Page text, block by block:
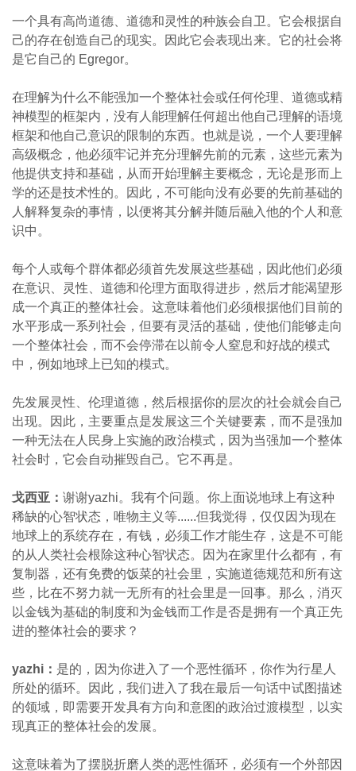
一个具有高尚道德、道德和灵性的种族会自卫。它会根据自
己的存在创造自己的现实。因此它会表现出来。它的社会将
是它自己的 Egregor。
在理解为什么不能强加一个整体社会或任何伦理、道德或精
神模型的框架内，没有人能理解任何超出他自己理解的语境
框架和他自己意识的限制的东西。也就是说，一个人要理解
高级概念，他必须牢记并充分理解先前的元素，这些元素为
他提供支持和基础，从而开始理解主要概念，无论是形而上
学的还是技术性的。因此，不可能向没有必要的先前基础的
人解释复杂的事情，以便将其分解并随后融入他的个人和意
识中。
每个人或每个群体都必须首先发展这些基础，因此他们必须
在意识、灵性、道德和伦理方面取得进步，然后才能渴望形
成一个真正的整体社会。这意味着他们必须根据他们目前的
水平形成一系列社会，但要有灵活的基础，使他们能够走向
一个整体社会，而不会停滞在以前令人窒息和好战的模式
中，例如地球上已知的模式。
先发展灵性、伦理道德，然后根据你的层次的社会就会自己
出现。因此，主要重点是发展这三个关键要素，而不是强加
一种无法在人民身上实施的政治模式，因为当强加一个整体
社会时，它会自动摧毁自己。它不再是。
戈西亚： 谢谢yazhi。我有个问题。你上面说地球上有这种
稀缺的心智状态，唯物主义等......但我觉得，仅仅因为现在
地球上的系统存在，有钱，必须工作才能生存，这是不可能
的从人类社会根除这种心智状态。因为在家里什么都有，有
复制器，还有免费的饭菜的社会里，实施道德规范和所有这
些，比在不努力就一无所有的社会里是一回事。那么，消灭
以金钱为基础的制度和为金钱而工作是否是拥有一个真正先
进的整体社会的要求？
yazhi ： 是的，因为你进入了一个恶性循环，你作为行星人
所处的循环。因此，我们进入了我在最后一句话中试图描述
的领域，即需要开发具有方向和意图的政治过渡模型，以实
现真正的整体社会的发展。
这意味着为了摆脱折磨人类的恶性循环，必须有一个外部因